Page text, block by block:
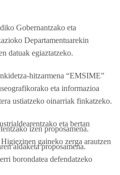
Gobernantzako eta
Departamentuarekin
datuak egiaztatzeko.
hitzarmena “EMSIME”
eta informazioa
ustiatzeko oinarriak finkatzeko.
eta bertan
izen proposamena.
gaineko zerga arautzen
aldaketa proposamena.
borondatea defendatzeko